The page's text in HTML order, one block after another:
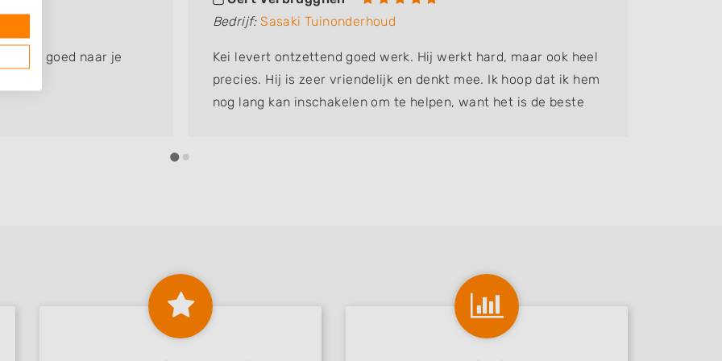
goed naar je
Bedrijf: Sasaki Tuinonderhoud
Kei levert ontzettend goed werk. Hij werkt hard, maar ook heel
precies. Hij is zeer vriendelijk en denkt mee. Ik hoop dat ik hem
nog lang kan inschakelen om te helpen, want het is de beste